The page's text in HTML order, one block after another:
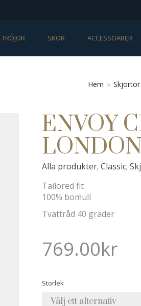
TRÖJOR SKOR ACCESSOARER
Hem » Skjortor
ENVOY
Alla produkter, Classic,
Tailored fit
100% bomull
Tvättråd 40 grader
769.00kr
Storlek